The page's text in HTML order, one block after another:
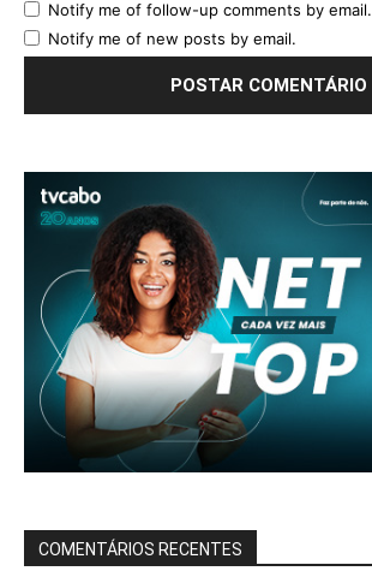
Notify me of follow-up comments by email.
Notify me of new posts by email.
COMENTÁRIOS RECENTES